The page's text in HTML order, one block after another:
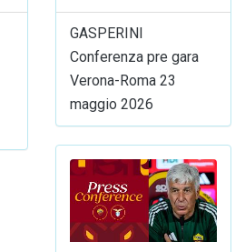
GASPERINI
Conferenza pre gara
Verona-Roma 23
maggio 2026